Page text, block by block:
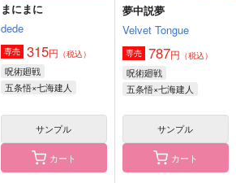
解けない問いを抱きし
めて
黒談屋
pale blue
夜のすみっこ
880円（税込）
まにまに
dede
専売 315円 （税込）
呪術廻戦
五条悟×七海建人
サンプル
カート
夢中説夢
Velvet Tongue
専売 787円 （税込）
呪術廻戦
五条悟×七海建人
サンプル
カート